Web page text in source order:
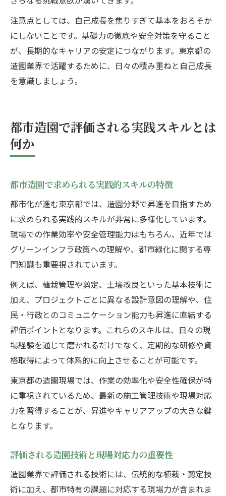
注意点としては、自己成長を焦りすぎて基本をおろそか
にしないことです。基礎力の徹底や安全対策を守ること
が、長期的なキャリアの安定につながります。東京都の
造園業界で活躍するために、日々の積み重ねと自己成長
を意識しましょう。
都市造園で評価される実践スキルとは
何か
都市造園で求められる実践的スキルの特徴
都市化が進む東京都では、造園分野で昇進を目指すため
に求められる実践的スキルが非常に多様化しています。
現場での作業効率や安全管理能力はもちろん、近年では
グリーンインフラ政策への理解や、都市緑化に関する専
門知識も重要視されています。
例えば、植栽管理や剪定、土壌改良といった基本技術に
加え、プロジェクトごとに異なる設計意図の理解や、住
民・行政とのコミュニケーション能力も昇進に直結する
評価ポイントとなります。これらのスキルは、日々の現
場経験を通じて磨かれるだけでなく、定期的な研修や資
格取得によって体系的に向上させることが可能です。
東京都の造園現場では、作業の効率化や安全性確保が特
に重視されているため、最新の施工管理技術や現場対応
力を習得することが、昇進やキャリアアップの大きな鍵
となります。
評価される造園技術と現場対応力の重要性
造園業界で評価される技術には、伝統的な植栽・剪定技
術に加え、都市特有の課題に対応する現場力が含まれま